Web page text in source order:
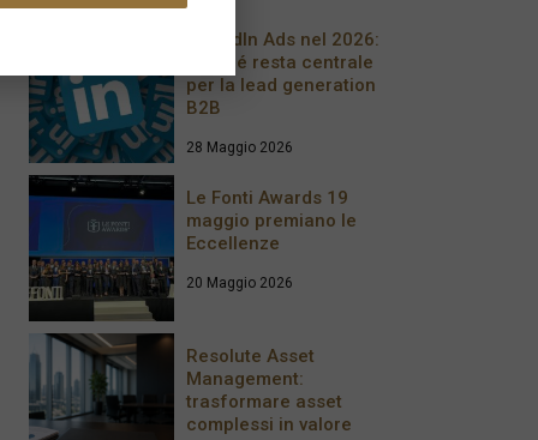
LinkedIn Ads nel 2026:
perché resta centrale
per la lead generation
B2B
28 Maggio 2026
Le Fonti Awards 19
maggio premiano le
Eccellenze
20 Maggio 2026
Resolute Asset
Management:
trasformare asset
complessi in valore